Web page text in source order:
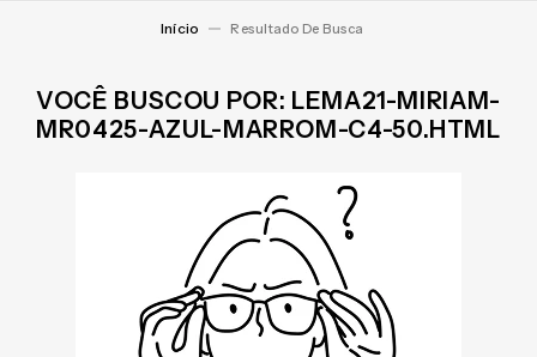
LEMA21-MIRIAM-
MR0425-AZUL-MARROM-C4-50.HTML